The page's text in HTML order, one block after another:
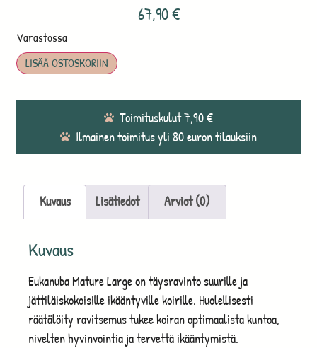
67,90€
Varastossa
LISÄÄ OSTOSKORIIN
Toimituskulut 7,90 €
Ilmainen toimitus yli 80 euron tilauksiin
Kuvaus Lisätiedot Arviot (0)
Kuvaus
Eukanuba Mature Large on täysravinto suurille ja
jättiläiskokoisille ikääntyville koirille. Huolellisesti
räätälöity ravitsemus tukee koiran optimaalista kuntoa,
nivelten hyvinvointia ja tervettä ikääntymistä.